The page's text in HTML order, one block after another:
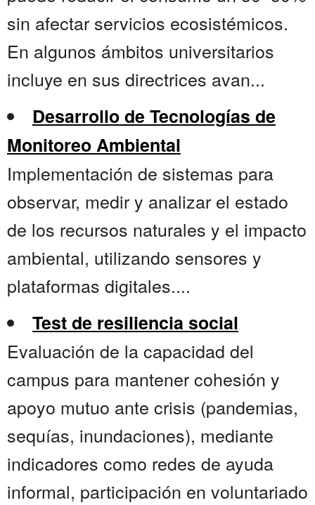
sin afectar servicios ecosistémicos.
En algunos ámbitos universitarios
incluye en sus directrices avan...
Desarrollo de Tecnologías de
Monitoreo Ambiental
Implementación de sistemas para
observar, medir y analizar el estado
de los recursos naturales y el impacto
ambiental, utilizando sensores y
plataformas digitales....
Test de resiliencia social
Evaluación de la capacidad del
campus para mantener cohesión y
apoyo mutuo ante crisis (pandemias,
sequías, inundaciones), mediante
indicadores como redes de ayuda
informal, participación en voluntariado